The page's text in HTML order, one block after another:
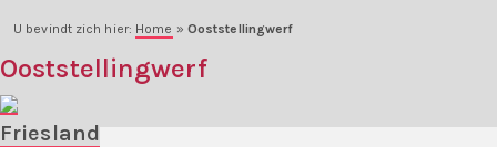
U bevindt zich hier: Home » Ooststellingwerf
Ooststellingwerf
Friesland